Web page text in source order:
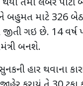
તેમાં લેબર
માટે 326
ગઇ છે. 14 વર્ષ
બનશે.
હાર થવાના